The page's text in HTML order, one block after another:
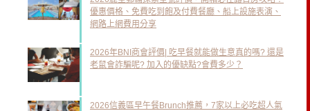
優惠價格、免費吃到飽及付費餐廳、船上設施表演、
網路上網費用分享
2026年BNI商會評價| 吃早餐就能做生意真的嗎? 還是
老鼠會詐騙呢? 加入的優缺點?會費多少？
2026信義區早午餐Brunch推薦，7家以上必吃超人氣